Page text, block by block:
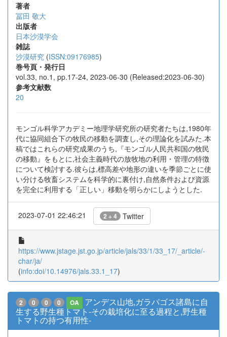
著者
冨田 敬大
出版者
日本沙漠学会
雑誌
沙漠研究 (ISSN:09176985)
巻号頁・発行日
vol.33, no.1, pp.17-24, 2023-06-30 (Released:2023-06-30)
参考文献数
20
モンゴル科学アカデミー地理学研究所の研究者たちは,1980年
代に協同組合下の牧民の移動を調査し,その理論化を試みた.本
稿ではこれらの研究成果のうち,『モンゴル人民共和国の牧民
の移動』をもとに,社会主義時代の放牧地の利用・管理の特徴
について検討する.彼らは,標高差や地形の違いを季節ごとに使
い分ける牧畜システムを科学的に裏付け,自然条件および資源
を完全に利用する「正しい」移動を明らかにしようとした.
2023-07-01 22:46:21 2 + 4 Twitter
https://www.jstage.jst.go.jp/article/jals/33/1/33_17/_article/-
char/ja/
(info:doi/10.14976/jals.33.1_17)
2 0 0 0 OA
アンデス山地,ガラパゴス諸島に自
生する野生種トマト-その栽培化に至る過程と,野生種
トマトの持つ有用性-